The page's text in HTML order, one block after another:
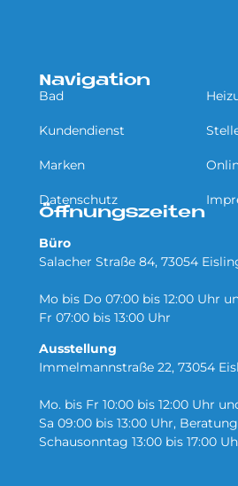
Navigation
Bad
Kundendienst
Marken
Datenschutz
Öffnungszeiten
Büro
Salacher Straße 84, 73054
Mo bis Do 07:00 bis 12:00 Uhr
Fr 07:00 bis 13:00 Uhr
Ausstellung
Immelmannstraße 22, 73054
Mo. bis Fr 10:00 bis 12:00 Uhr
Sa 09:00 bis 13:00 Uhr,
Schausonntag 13:00 bis 17:00